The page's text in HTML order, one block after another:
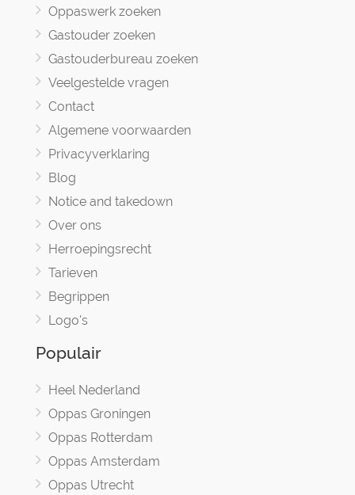
Oppaswerk zoeken
Gastouder zoeken
Gastouderbureau zoeken
Veelgestelde vragen
Contact
Algemene voorwaarden
Privacyverklaring
Blog
Notice and takedown
Over ons
Herroepingsrecht
Tarieven
Begrippen
Logo's
Populair
Heel Nederland
Oppas Groningen
Oppas Rotterdam
Oppas Amsterdam
Oppas Utrecht